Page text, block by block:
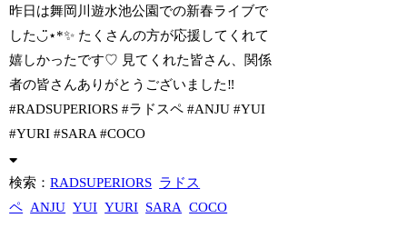
昨日は舞岡川遊水池公園での新春ライブで
した◡̈⋆*✨ たくさんの方が応援してくれて
嬉しかったです♡ 見てくれた皆さん、関係
者の皆さんありがとうございました‼︎
#RADSUPERIORS #ラドスペ #ANJU #YUI
#YURI #SARA #COCO
検索：RADSUPERIORS ラドス
ペ ANJU YUI YURI SARA COCO